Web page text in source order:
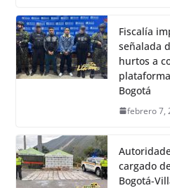
Fiscalía
señalada
hurtos a
Bogotá
febrero 7,
cargado
Bogotá-